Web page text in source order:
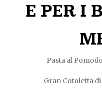
E PER I
Pasta al
Gran Cotoletta di